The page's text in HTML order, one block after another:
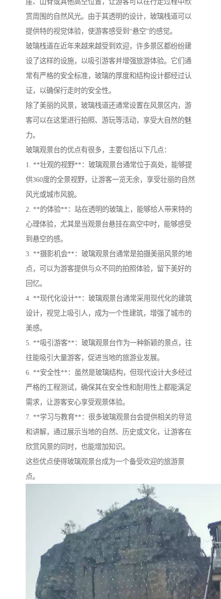
崖、山脊或其他高空位置，让游客可以在行走过程中欣
赏周围的自然风光。由于其透明的设计，玻璃栈道可以
提供特的视觉体验，使游客感受到“悬空”的感觉。
玻璃栈道在近年来越来越受到欢迎，许多景区都纷纷建
设了这样的设施，以吸引游客并增强旅游体验。它们通
常有严格的安全标准，玻璃的厚度和结构设计都经过认
证，以确保行走时的安全性。
除了美丽的风景，玻璃栈道还通常设置在风景区内，游
客可以在这里进行拍照、游玩等活动，享受大自然的魅
力。
玻璃观景台的优点有很多，主要包括以下几点：
1. **壮观的视野**：玻璃观景台通常位于高处，能够提
供360度的全景视野，让游客一览无余，享受壮丽的自然
风光或城市风貌。
2. **的体验**：站在透明的玻璃上，能够给人带来特的
心理体验，尤其是当观景台悬挂在高空中时，能够感受
到悬空的感。
3. **摄影机会**：玻璃观景台通常是拍摄美丽风景的地
点，可以为游客提供与众不同的拍照体验，留下美好的
回忆。
4. **现代化设计**：玻璃观景台通常采用现代化的建筑
设计，视觉上吸引人，成为一个性建筑，增强了城市的
美感。
5. **吸引游客**：玻璃观景台作为一种新颖的景点，往
往能吸引大量游客，促进当地的旅游业发展。
6. **安全性**：虽然是玻璃结构，但现代设计大多经过
严格的工程测试，确保其在安全性和耐用性上都能满足
需求，让游客安心享受观景体验。
7. **学习与教育**：很多玻璃观景台会提供相关的导览
和讲解，通过展示当地的自然、历史或文化，让游客在
欣赏风景的同时，也能增加知识。
这些优点使得玻璃观景台成为一个备受欢迎的旅游景
点。